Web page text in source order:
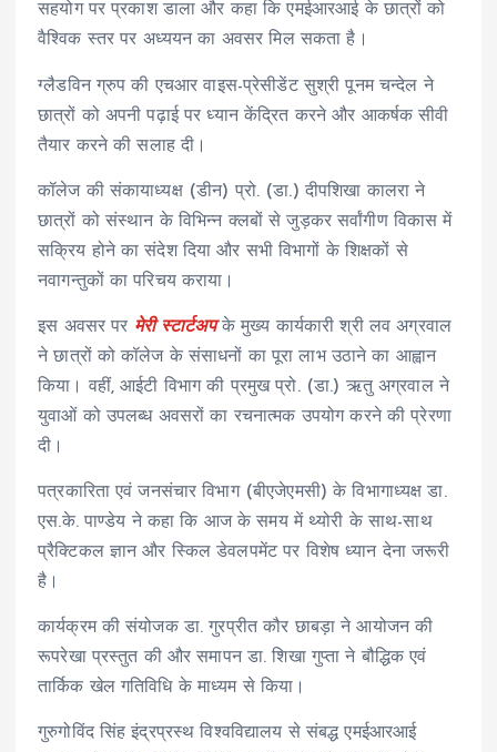
सहयोग पर प्रकाश डाला और कहा कि एमईआरआई के छात्रों को
वैश्विक स्तर पर अध्ययन का अवसर मिल सकता है।
ग्लैडविन ग्रुप की एचआर वाइस-प्रेसीडेंट सुश्री पूनम चन्देल ने
छात्रों को अपनी पढ़ाई पर ध्यान केंद्रित करने और आकर्षक सीवी
तैयार करने की सलाह दी।
कॉलेज की संकायाध्यक्ष (डीन) प्रो. (डा.) दीपशिखा कालरा ने
छात्रों को संस्थान के विभिन्न क्लबों से जुड़कर सर्वांगीण विकास में
सक्रिय होने का संदेश दिया और सभी विभागों के शिक्षकों से
नवागन्तुकों का परिचय कराया।
इस अवसर पर मेरी स्टार्टअपके मुख्य कार्यकारी श्री लव अग्रवाल
ने छात्रों को कॉलेज के संसाधनों का पूरा लाभ उठाने का आह्वान
किया। वहीं, आईटी विभाग की प्रमुख प्रो. (डा.) ऋतु अग्रवाल ने
युवाओं को उपलब्ध अवसरों का रचनात्मक उपयोग करने की प्रेरणा
दी।
पत्रकारिता एवं जनसंचार विभाग (बीएजेएमसी) के विभागाध्यक्ष डा.
एस.के. पाण्डेय ने कहा कि आज के समय में थ्योरी के साथ-साथ
प्रैक्टिकल ज्ञान और स्किल डेवलपमेंट पर विशेष ध्यान देना जरूरी
है।
कार्यक्रम की संयोजक डा. गुरप्रीत कौर छाबड़ा ने आयोजन की
रूपरेखा प्रस्तुत की और समापन डा. शिखा गुप्ता ने बौद्धिक एवं
तार्किक खेल गतिविधि के माध्यम से किया।
गुरुगोविंद सिंह इंद्रप्रस्थ विश्वविद्यालय से संबद्ध एमईआरआई